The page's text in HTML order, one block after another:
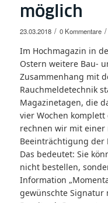
möglich
23.03.2018 / 0 Kommentare /
Im Hochmagazin in
Ostern weitere Bau-
Zusammenhang mit
Rauchmeldetechnik
Magazinetagen, die
vier Wochen
rechnen wir mit einer
Beeinträchtigung der
Das bedeutet: Sie
nicht bestellen,
Information
gewünschte Signatur